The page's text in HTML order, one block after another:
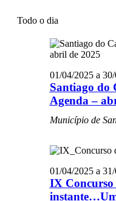
27/04/2025
a
data.
Todo o dia
Santiago do
Agenda –
01/04/2025a
Município de
IX
01/04/2025a